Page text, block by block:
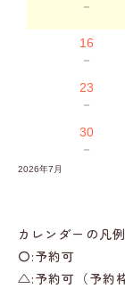
－
16
－
23
－
30
－
2026年7月
カレンダーの凡例
〇:予約可
△:予約可（予約